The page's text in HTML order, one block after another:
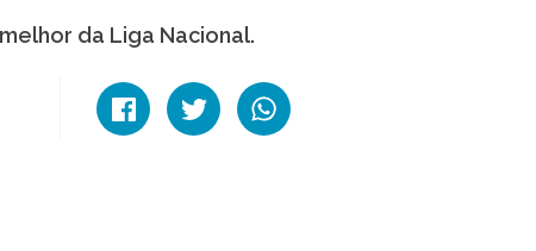
da Liga Nacional.